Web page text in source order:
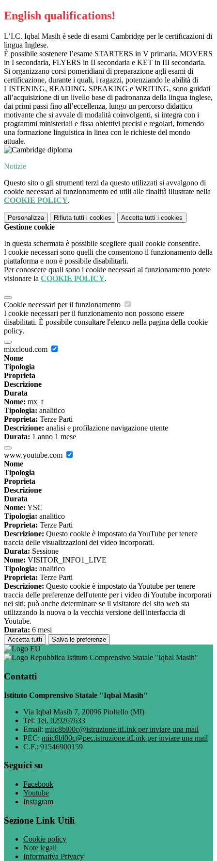
English qualifications!
L’I.C. Iqbal Masih è sede di esami Cambridge per le certificazioni di
lingua Inglese.
È possibile sostenere l’esame STARTERS in V primaria, MOVERS
in I secondaria, FLYERS in II secondaria e KET in III secondaria.
Si organizzano corsi pomeridiani di preparazione agli esami di
certificazione, durante i quali, i ragazzi, potenziando le abilità di
LISTENING, READING, SPEAKING e WRITING, sono guidati
all’acquisizione di un livello base di padronanza della lingua inglese,
dai primi passi fino all’eccellenza, lungo un percorso didattico
motivante che si avvale di modalità coinvolgenti, si integra con i
programmi ministeriali e fissa obiettivi precisi e regolari, fornendo
una formazione linguistica in linea con le richieste del mondo
attuale.
Notizie
Questo sito o gli strumenti terzi da questo utilizzati si avvalgono di
cookie necessari al funzionamento ed utili alle finalità illustrate nella
COOKIE POLICY.
Personalizza Rifiuta tutti i cookies Accetta tutti i cookies
Gestione cookie
In questa schermata è possibile scegliere quali cookie consentire.
I cookie necessari sono quelli che consentono il funzionamento della
piattaforma e non è possibile disabilitarli.
Per conoscere quali sono i cookie necessari al funzionamento potete
visionare la COOKIE POLICY.
Cookie necessari per il funzionamento
I cookie necessari per il funzionamento non possono essere
disabilitati. È possibile consultare l'elenco nella pagina della cookie
policy.
mixcloud.com
Nome
Tipologia
Proprieta
Descrizione
Durata
Nome: mx_t
Tipologia: analitico
Proprieta: Terze Parti
Descrizione: analisi e profilazione navigazione utente
Durata: 1 anno 1 mese
www.youtube.com
Nome
Tipologia
Proprieta
Descrizione
Durata
Nome: YSC
Tipologia: analitico
Proprieta: Terze Parti
Descrizione: Questo cookie è impostato da YouTube per tenere
traccia delle visualizzazioni dei video incorporati.
Durata: Sessione
Nome: VISITOR_INFO1_LIVE
Tipologia: analitico
Proprieta: Terze Parti
Descrizione: Questo cookie è impostato da Youtube per tenere
traccia delle preferenze dell'utente per i video di Youtube incorporati
nei siti; può anche determinare se il visitatore del sito web sta
utilizzando la nuova o la vecchia versione dell'interfaccia di
Youtube.
Durata: 6 mesi
Accetta tutti Salva le preferenze
Istituto Comprensivo Statale "Iqbal Masih"
Contatti
Istituto Comprensivo Statale "Iqbal Masih"
Via Iqbal Masih 7, 20096 Pioltello (MI)
Tel: Tel. 029267633
Email: miic8bl00c@istruzione.itLink per inviare una mail
PEC: miic8bl00c@pec.istruzione.itLink per inviare una mail
C.F.: 91546900159
Seguici su
Facebook
Youtube
Instagram
Sezione Link Utili
Cookie policy
Note legali
Informativa Privacy